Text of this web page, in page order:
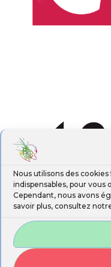
Nous utilisons des
indispensables, pour
Cependant, nous avons
savoir plus, consultez